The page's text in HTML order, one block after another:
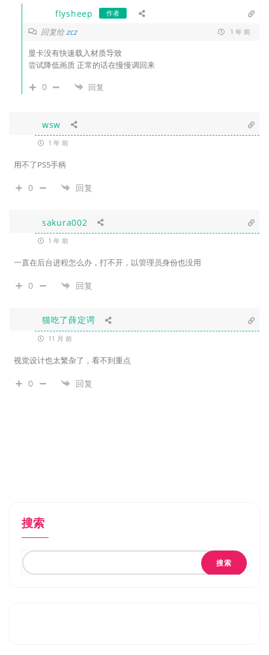
flysheep 作者
回复给zcz 1 年 前
显卡没有快速载入材质导致
尝试降低画质 正常的话在慢慢调回来
0 回复
wsw
1 年 前
用不了PS5手柄
0 回复
sakura002
1 年 前
一直在后台进程怎么办，打不开，以管理员身份也没用
0 回复
猫吃了薛定谔
11 月 前
视觉设计也太繁杂了，看不到重点
0 回复
搜索
搜索